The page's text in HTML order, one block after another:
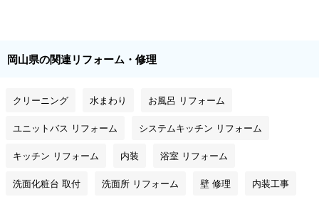
岡山県の関連リフォーム・修理
クリーニング 水まわり お風呂 リフォーム
ユニットバス リフォーム システムキッチン リフォーム
キッチン リフォーム 内装 浴室 リフォーム
洗面化粧台 取付 洗面所 リフォーム 壁 修理 内装工事